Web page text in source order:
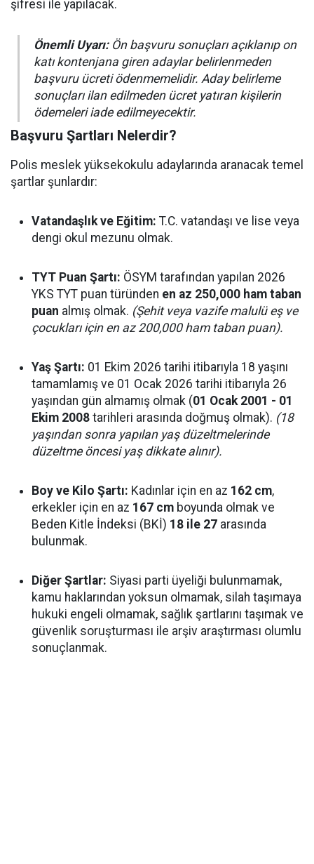
şifresi ile yapılacak.
Önemli Uyarı:Ön başvuru sonuçları açıklanıp on
katı kontenjana giren adaylar belirlenmeden
başvuru ücreti ödenmemelidir. Aday belirleme
sonuçları ilan edilmeden ücret yatıran kişilerin
ödemeleri iade edilmeyecektir.
Başvuru Şartları Nelerdir?
Polis meslek yüksekokulu adaylarında aranacak temel
şartlar şunlardır:
Vatandaşlık ve Eğitim: T.C. vatandaşı ve lise veya
dengi okul mezunu olmak.
TYT Puan Şartı: ÖSYM tarafından yapılan 2026
YKS TYT puan türünden en az 250,000 ham taban
puan almış olmak. (Şehit veya vazife malulü eş ve
çocukları için en az 200,000 ham taban puan).
Yaş Şartı: 01 Ekim 2026 tarihi itibarıyla 18 yaşını
tamamlamış ve 01 Ocak 2026 tarihi itibarıyla 26
yaşından gün almamış olmak (01 Ocak 2001 - 01
Ekim 2008 tarihleri arasında doğmuş olmak). (18
yaşından sonra yapılan yaş düzeltmelerinde
düzeltme öncesi yaş dikkate alınır).
Boy ve Kilo Şartı: Kadınlar için en az 162 cm,
erkekler için en az 167 cm boyunda olmak ve
Beden Kitle İndeksi (BKİ) 18 ile 27 arasında
bulunmak.
Diğer Şartlar: Siyasi parti üyeliği bulunmamak,
kamu haklarından yoksun olmamak, silah taşımaya
hukuki engeli olmamak, sağlık şartlarını taşımak ve
güvenlik soruşturması ile arşiv araştırması olumlu
sonuçlanmak.